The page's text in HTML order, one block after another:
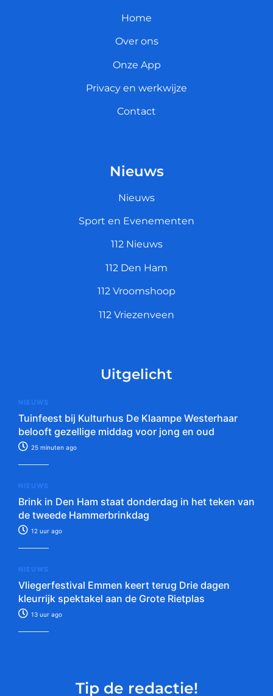
Home
Over ons
Onze App
Privacy en werkwijze
Contact
Nieuws
Nieuws
Sport en Evenementen
112 Nieuws
112 Den Ham
112 Vroomshoop
112 Vriezenveen
Uitgelicht
NIEUWS
Tuinfeest bij Kulturhus De Klaampe Westerhaar
belooft gezellige middag voor jong en oud
25 minuten ago
NIEUWS
Brink in Den Ham staat donderdag in het teken van
de tweede Hammerbrinkdag
12 uur ago
NIEUWS
Vliegerfestival Emmen keert terug Drie dagen
kleurrijk spektakel aan de Grote Rietplas
13 uur ago
Tip de redactie!